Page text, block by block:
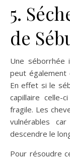
5.
de
Une séborrhée
peut également
En effet si le
capillaire celle-
fragile. Les
vulnérables
descendre le
Pour résoudre